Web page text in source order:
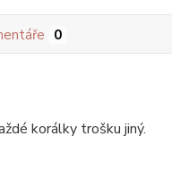
0
korálky trošku jiný.